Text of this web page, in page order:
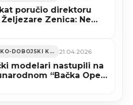
poručio direktoru
Željezare Zenica: Ne
ZENIČKO-DOBOJSKI KANTON 21.04.2026
modelari nastupili na
“Bačka Open